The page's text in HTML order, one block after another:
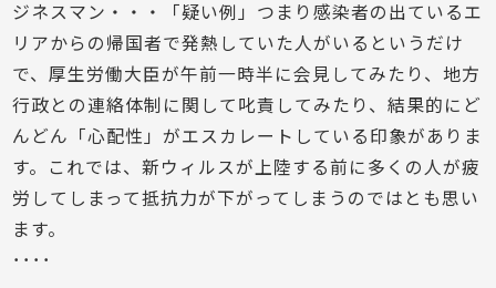
ジネスマン・・・「疑い例」つまり感染者の出ているエ
リアからの帰国者で発熱していた人がいるというだけ
で、厚生労働大臣が午前一時半に会見してみたり、地方
行政との連絡体制に関して叱責してみたり、結果的にど
んどん「心配性」がエスカレートしている印象がありま
す。これでは、新ウィルスが上陸する前に多くの人が疲
労してしまって抵抗力が下がってしまうのではとも思い
ます。
････